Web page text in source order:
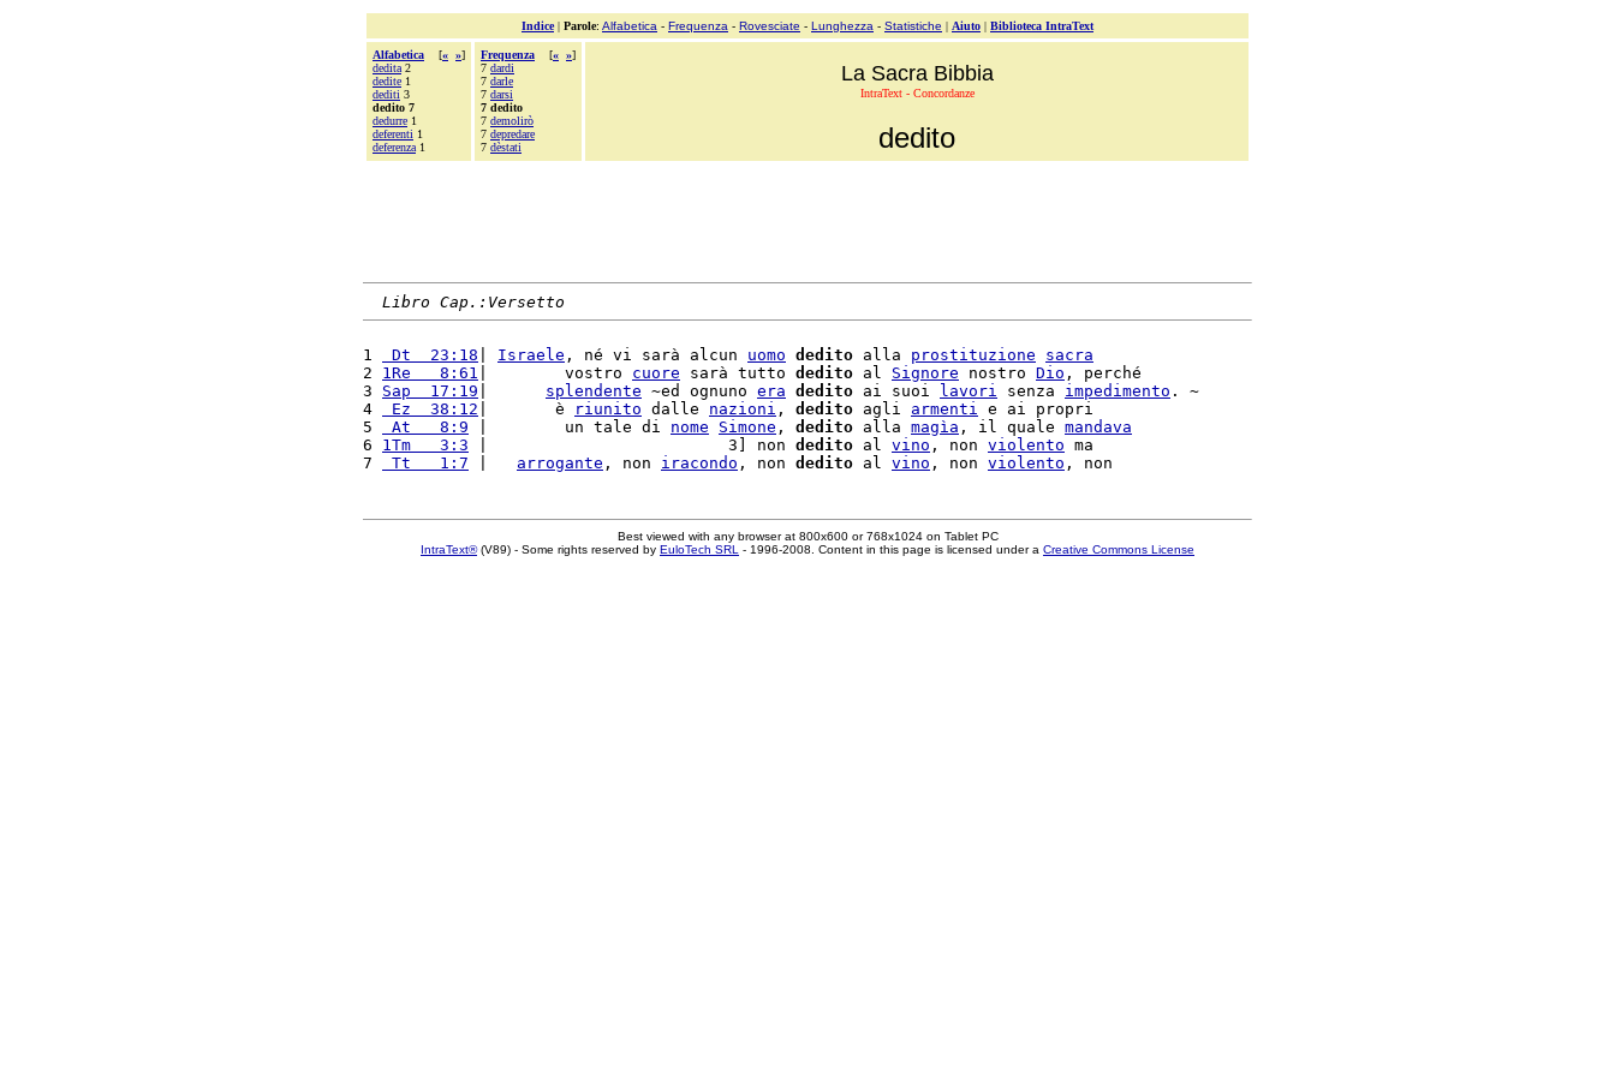
Indice| Parole: Alfabetica - Frequenza - Rovesciate - Lunghezza - Statistiche | Aiuto | Biblioteca IntraText
Alfabetica [« »]
dedita 2
dedite 1
dediti 3
dedito 7
dedurre 1
deferenti 1
deferenza 1
Frequenza [« »]
7 dardi
7 darle
7 darsi
7 dedito
7 demolirò
7 depredare
7 dèstati
La Sacra Bibbia
IntraText - Concordanze
dedito
Libro Cap.:Versetto
1 Dt  23:18 Israele , né vi sarà alcun uomo dedito alla prostituzione
sacra
2 1Re   8:61 |        vostro cuore sarà tutto dedito al Signore nostro Dio , perché
3 Sap  17:19 splendente ~ed ognuno era dedito ai suoi lavori senza impedimento . ~
4
Ez  38:12 |       è riunito dalle nazioni , dedito agli armenti e ai propri
5
At   8:9 |        un tale di nome Simone , dedito alla magìa , il quale mandava
6 1Tm   3:3 |                         3] non dedito al vino , non violento ma
7
Tt   1:7 arrogante , non iracondo , non dedito al vino , non violento
Best viewed with any browser at 800x600 or 768x1024 on Tablet PC
IntraText®(V89) - Some rights reserved by EuloTech SRL - 1996-2008. Content in this page is licensed under a Creative Commons License